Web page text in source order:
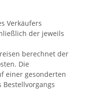
Verkäufers
der jeweils
berechnet der
Die
einer gesonderten